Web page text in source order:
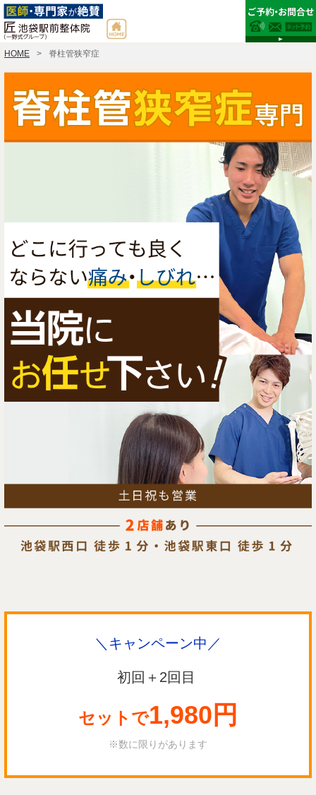
HOME 脊柱管狭窄症
＼キャンペーン中／
初回＋2回目
セットで1,980円
※数に限りがあります